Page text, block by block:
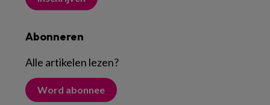
Abonneren
Alle artikelen lezen?
Word abonnee